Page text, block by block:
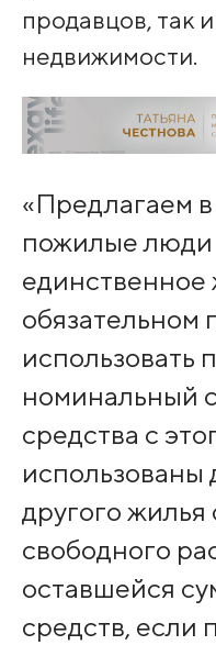
продавцов, так
недвижимости.
«Предлагаем в
пожилые
единственное
обязательном
использовать
номинальный
средства с
использованы
другого жилья
свободного
оставшейся
средств, если